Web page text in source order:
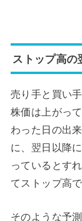
ストップ高の
売り手と買い
株価は上がっ
わった日の出
に、翌日以降
っているとす
てストップ高
そのような予